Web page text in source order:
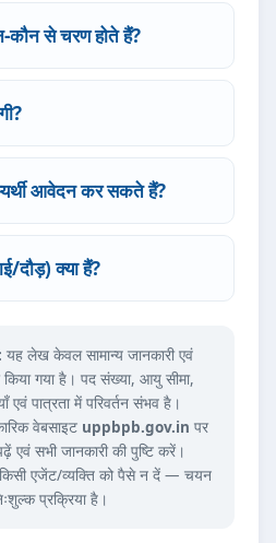
कौन से चरण होते हैं?
आवेदन कर सकते हैं?
दौड़) क्या हैं?
यह लेख केवल सामान्य जानकारी एवं
गया है। पद संख्या, आयु सीमा,
एवं पात्रता में परिवर्तन संभव है।
वेबसाइट uppbpb.gov.in पर
एवं सभी जानकारी की पुष्टि करें।
किसी एजेंट/व्यक्ति को पैसे न दें — चयन
प्रक्रिया है।